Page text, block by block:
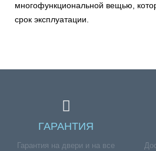
многофункциональной вещью,
срок эксплуатации.
ГАРАНТИЯ
Гарантия на двери и на все